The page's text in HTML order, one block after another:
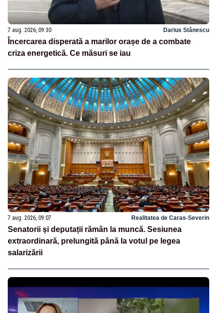
7 aug. 2026, 09:30 Darius Stănescu
Încercarea disperată a marilor orașe de a combate
criza energetică. Ce măsuri se iau
7 aug. 2026, 09:07 Realitatea de Caras-Severin
Senatorii și deputații rămân la muncă. Sesiunea
extraordinară, prelungită până la votul pe legea
salarizării